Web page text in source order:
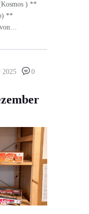
) **
**
2025
0